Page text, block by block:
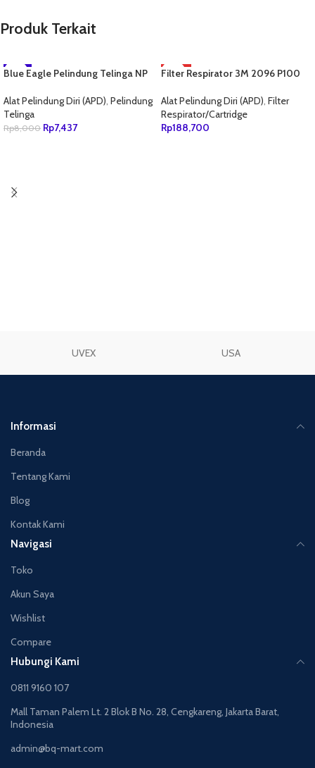
Produk Terkait
-7%
Blue Eagle Pelindung Telinga NP
Alat Pelindung Diri (APD), Pelindung
Telinga
Rp8,000 Rp7,437
HOT
Filter Respirator 3M 2096 P100
Alat Pelindung Diri (APD), Filter
Respirator/Cartridge
Rp188,700
UVEX USA
Informasi
Beranda
Tentang Kami
Blog
Kontak Kami
Navigasi
Toko
Akun Saya
Wishlist
Compare
Hubungi Kami
0811 9160 107
Mall Taman Palem Lt. 2 Blok B No. 28, Cengkareng, Jakarta Barat,
Indonesia
admin@bq-mart.com